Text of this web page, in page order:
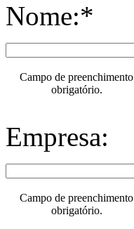
Nome:*
Campo de preenchimento
obrigatório.
Empresa:
Campo de preenchimento
obrigatório.